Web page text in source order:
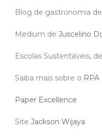
Blog de gastronomia de
Medium de Juscelino
Escolas Sustentáveis, de
Saiba mais sobre o RPA
Paper Excellence
Site Jackson Wijaya